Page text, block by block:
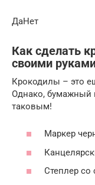
ДаНет
Как сделать
своими
Крокодилы – это
Однако, бумажный
таковым!
Маркер
Степлер со